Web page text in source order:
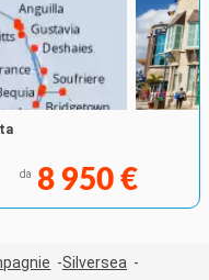
da 8 950 €
Silversea